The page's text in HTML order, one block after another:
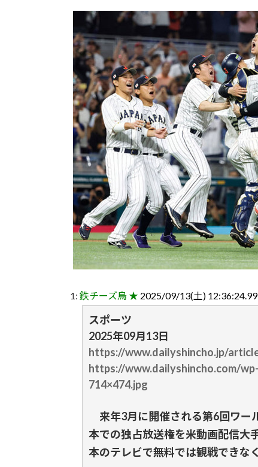
1: 鉄チーズ烏 ★ 2025/09/13(土)
スポーツ
2025年09月13日
https://www.dailyshincho.jp/
https://www.dailyshincho.com/
714×474.jpg
来年3月に開催される第6回ワー
本での独占放送権を米動画配信大
本のテレビで無料では観戦できな